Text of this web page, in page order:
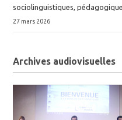
sociolinguistiques,
27 mars 2026
Archives audiovisuelles